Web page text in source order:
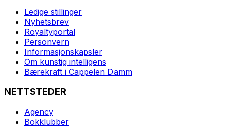
Ledige stillinger
Nyhetsbrev
Royaltyportal
Personvern
Informasjonskapsler
Om kunstig intelligens
Bærekraft i Cappelen Damm
NETTSTEDER
Agency
Bokklubber